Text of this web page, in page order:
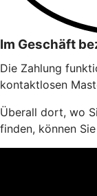
Im Geschäft
Die Zahlung
kontaktlosen
Überall dort, wo
finden, können